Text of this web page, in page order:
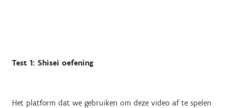
Test 1: Shisei oefening
Het platform dat we gebruiken om deze video af te spelen